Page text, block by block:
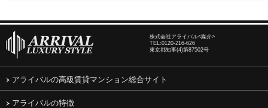
株式会社アライバル<媒介>
TEL:0120-216-626
東京都知事(4)第87502号
アライバルの高級賃貸マンション総合サイト
アライバルの特徴